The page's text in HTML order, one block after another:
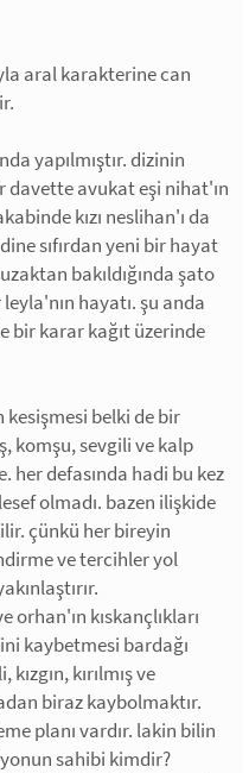
aral karakterine can
yapılmıştır. dizinin
davette avukat eşi nihat'ın
kızı neslihan'ı da
sıfırdan yeni bir hayat
bakıldığında şato
hayatı. şu anda
bir karar kağıt üzerinde
kesişmesi belki de bir
komşu, sevgili ve kalp
her defasında hadi bu kez
olmadı. bazen ilişkide
çünkü her bireyin
ve tercihler yol
orhan'ın kıskançlıkları
kaybetmesi bardağı
kırılmış ve
biraz kaybolmaktır.
planı vardır. lakin bilin
sahibi kimdir?